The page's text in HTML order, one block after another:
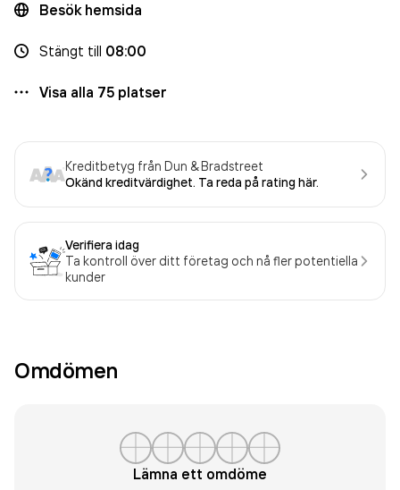
Besök hemsida
Stängt till 08:00
Visa alla 75 platser
Kreditbetyg från Dun & Bradstreet
Okänd kreditvärdighet. Ta reda på rating här.
Verifiera idag
Ta kontroll över ditt företag och nå fler potentiella
kunder
Omdömen
Lämna ett omdöme